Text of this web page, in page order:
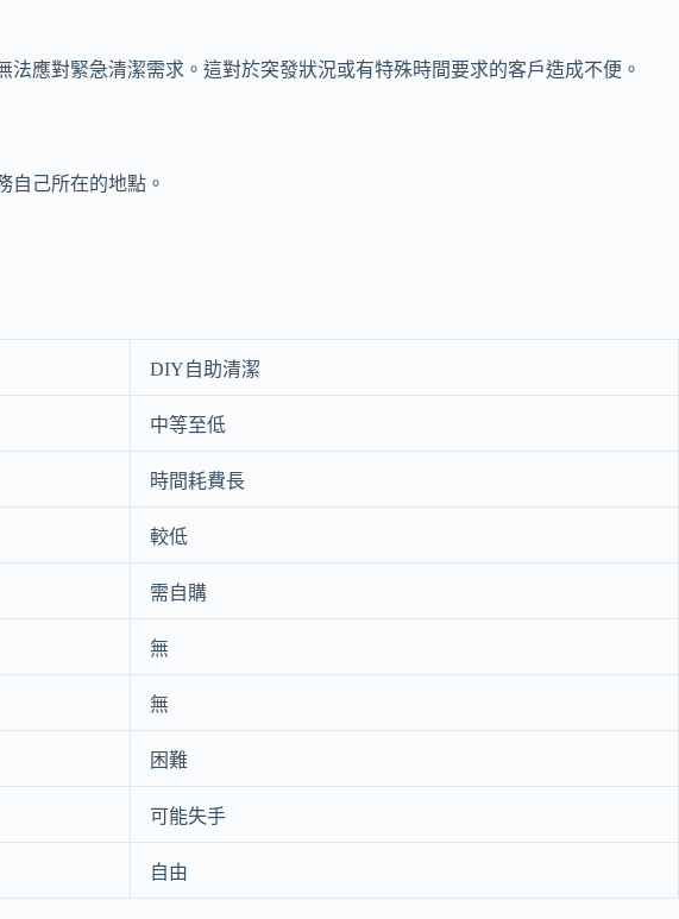
應對緊急清潔需求。這對於突發狀況或有特殊時間要求的客戶造成不便。
自己所在的地點。
DIY自助清潔
中等至低
時間耗費長
較低
需自購
無
無
困難
可能失手
自由